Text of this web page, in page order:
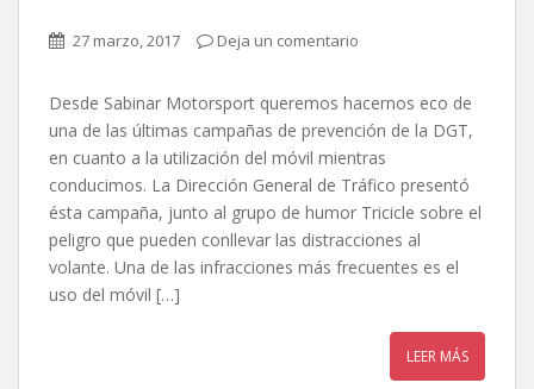
27 marzo, 2017 Deja un comentario
Desde Sabinar Motorsport queremos hacernos eco de
una de las últimas campañas de prevención de la DGT,
en cuanto a la utilización del móvil mientras
conducimos. La Dirección General de Tráfico presentó
ésta campaña, junto al grupo de humor Tricicle sobre el
peligro que pueden conllevar las distracciones al
volante. Una de las infracciones más frecuentes es el
uso del móvil […]
LEER MÁS